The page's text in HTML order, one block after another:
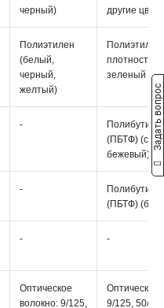
черный)
другие
Полиэтилен
(белый,
черный,
желтый)
Полиэтилен
плотности
зеленый и
-
(ПБТФ)
бежевый)
-
(ПБТФ)
- -
Оптическое
волокно: 9/125,
Оптическое
9/125, 50/
Задать вопрос